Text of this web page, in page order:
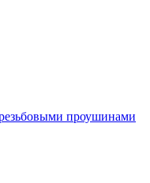
проушинами